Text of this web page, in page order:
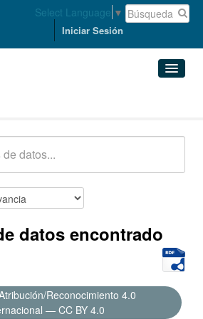
Select Language ▼
Iniciar Sesión
datos encontrado
Reconocimiento 4.0
— CC BY 4.0